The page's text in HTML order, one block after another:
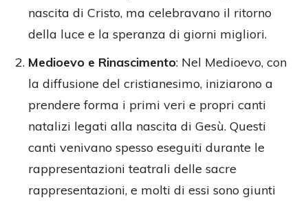
nascita di Cristo, ma celebravano il ritorno
della luce e la speranza di giorni migliori.
Medioevo e Rinascimento: Nel Medioevo, con
la diffusione del cristianesimo, iniziarono a
prendere forma i primi veri e propri canti
natalizi legati alla nascita di Gesù. Questi
canti venivano spesso eseguiti durante le
rappresentazioni teatrali delle sacre
rappresentazioni, e molti di essi sono giunti